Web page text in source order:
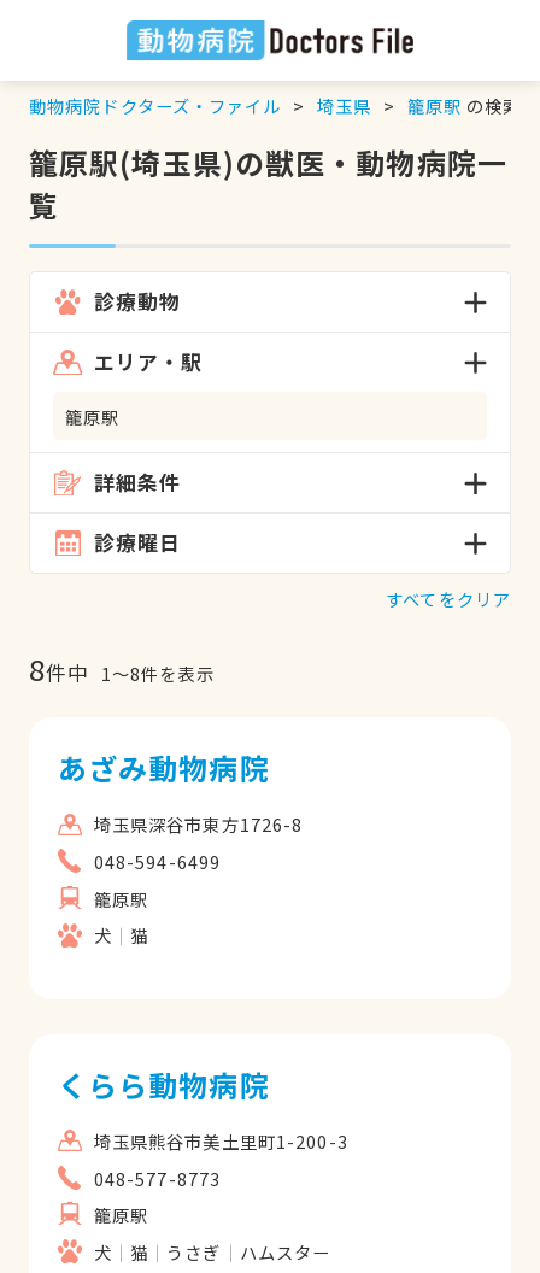
動物病院ドクターズ・ファイル 埼玉県 籠原駅 の検索
籠原駅(埼玉県)の獣医・動物病院一
覧
診療動物
エリア・駅
籠原駅
詳細条件
診療曜日
すべてをクリア
8件中 1〜8件を表示
あざみ動物病院
埼玉県深谷市東方1726-8
048-594-6499
籠原駅
犬
猫
くらら動物病院
埼玉県熊谷市美土里町1-200-3
048-577-8773
籠原駅
犬
猫 うさぎ ハムスター